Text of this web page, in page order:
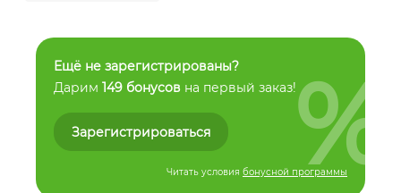
Ещё не зарегистрированы?
Дарим 149 бонусов на первый заказ!
Зарегистрироваться
Читать условия бонусной программы
%